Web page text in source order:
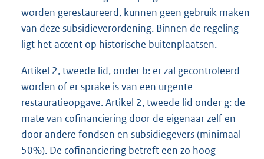
worden gerestaureerd, kunnen geen gebruik maken
van deze subsidieverordening. Binnen de regeling
ligt het accent op historische buitenplaatsen.
Artikel 2, tweede lid, onder b: er zal gecontroleerd
worden of er sprake is van een urgente
restauratieopgave. Artikel 2, tweede lid onder g: de
mate van cofinanciering door de eigenaar zelf en
door andere fondsen en subsidiegevers (minimaal
50%). De cofinanciering betreft een zo hoog